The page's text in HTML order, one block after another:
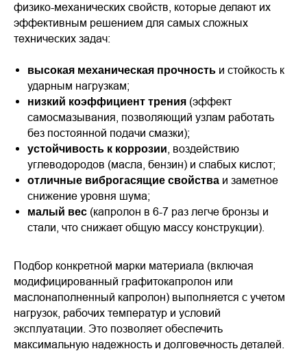
физико-механических свойств, которые делают их
эффективным решением для самых сложных
технических задач:
высокая механическая прочность и стойкость к
ударным нагрузкам;
низкий коэффициент трения (эффект
самосмазывания, позволяющий узлам работать
без постоянной подачи смазки);
устойчивость к коррозии , воздействию
углеводородов (масла, бензин) и слабых кислот;
отличные виброгасящие свойства и заметное
снижение уровня шума;
малый вес (капролон в 6-7 раз легче бронзы и
стали, что снижает общую массу конструкции).
Подбор конкретной марки материала (включая
модифицированный графитокапролон или
маслонаполненный капролон) выполняется с учетом
нагрузок, рабочих температур и условий
эксплуатации. Это позволяет обеспечить
максимальную надежность и долговечность деталей.
Вопросы и предложения
+7(977)288-37-28
Каждый день с 9:00 до 21:00.
Приезд по предварительному
согласованию
Каталог
Меню
Вопросы и предложения
Болты и гайки
О нас
Преимущества
Блог
Как заказать
Резьбовые соединения и переходники
Пробки и заглушки резьбовые
Планки, подложки и скребки
Зубчатые рейки
Шестерни и валы